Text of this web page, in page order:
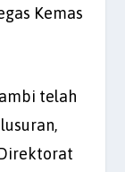
Kemas
telah